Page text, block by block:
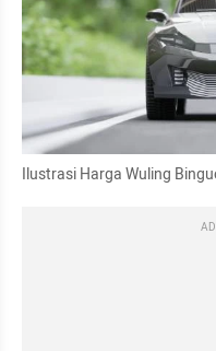
Ilustrasi Harga Wuling